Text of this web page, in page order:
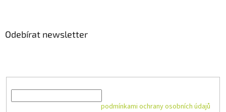
Odebírat newsletter
podmínkami ochrany osobních údajů